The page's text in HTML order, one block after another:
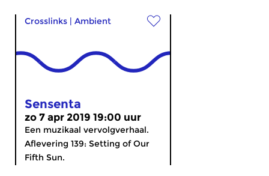
Crosslinks | Ambient
Sensenta
zo 7 apr 2019 19:00 uur
Een muzikaal vervolgverhaal.
Aflevering 139: Setting of Our
Fifth Sun.